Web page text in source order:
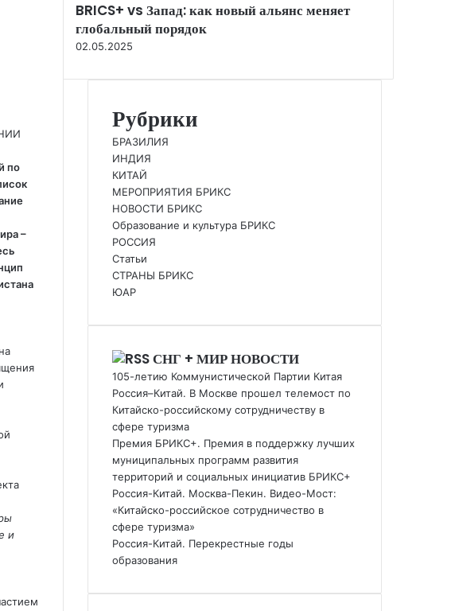
по
–
и
BRICS+ vs Запад: как новый альянс меняет
глобальный порядок
02.05.2025
Рубрики
БРАЗИЛИЯ
ИНДИЯ
КИТАЙ
МЕРОПРИЯТИЯ БРИКС
НОВОСТИ БРИКС
Образование и культура БРИКС
РОССИЯ
Статьи
СТРАНЫ БРИКС
ЮАР
СНГ + МИР НОВОСТИ
105-летию Коммунистической Партии Китая
Россия–Китай. В Москве прошел телемост по
Китайско-российскому сотрудничеству в
сфере туризма
Премия БРИКС+. Премия в поддержку лучших
муниципальных программ развития
территорий и социальных инициатив БРИКС+
Россия-Китай. Москва-Пекин. Видео-Мост:
«Китайско-российское сотрудничество в
сфере туризма»
Россия-Китай. Перекрестные годы
образования